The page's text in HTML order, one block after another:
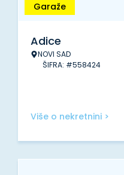
Garaže
Adice
NOVI SAD
ŠIFRA: #558424
Više o nekretnini >